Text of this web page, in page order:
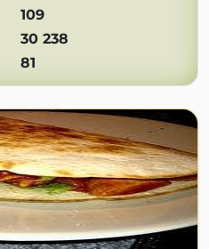
109
30 238
81